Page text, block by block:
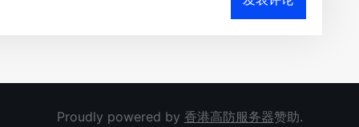
Proudly powered by 香港高防服务器赞助.